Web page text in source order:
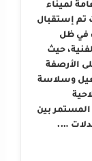
لميناء
حيث تم إستقبال
25 سفينة، في ظل
حيث
الأرصفة
وسلاسة
بين
….